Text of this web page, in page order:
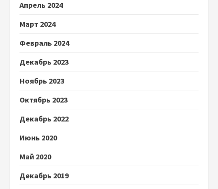
Апрель 2024
Март 2024
Февраль 2024
Декабрь 2023
Ноябрь 2023
Октябрь 2023
Декабрь 2022
Июнь 2020
Май 2020
Декабрь 2019